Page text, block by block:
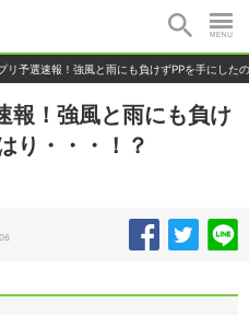
リ予選速報！強風と雨にも負けずPPを手にした
報！強風と雨にも負け
り・・・！？